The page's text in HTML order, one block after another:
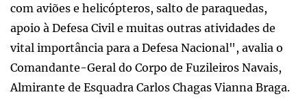
com aviões e helicópteros, salto de paraquedas,
apoio à Defesa Civil e muitas outras atividades de
vital importância para a Defesa Nacional", avalia o
Comandante-Geral do Corpo de Fuzileiros Navais,
Almirante de Esquadra Carlos Chagas Vianna Braga.